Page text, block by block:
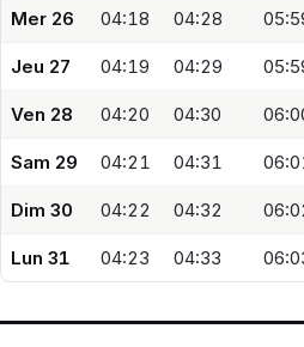
Mer 26 04:18 04:28
Jeu 27 04:19 04:29
Ven 28 04:20 04:30
Sam 29 04:21 04:31
Dim 30 04:22 04:32
Lun 31 04:23 04:33